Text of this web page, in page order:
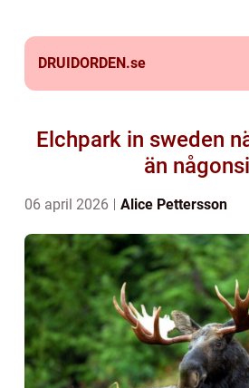
DRUIDORDEN.se
Elchpark in sweden
än
06 april 2026 Alice Pettersson